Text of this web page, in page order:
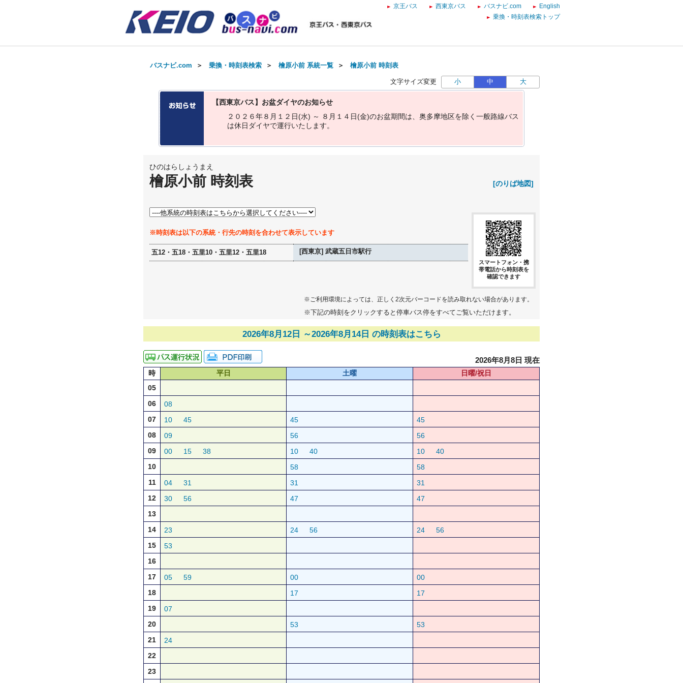
京王バス 西東京バス バスナビ.com
English
乗換・時刻表検索トップ
バスナビ.com ＞ 乗換・時刻表検索 ＞ 檜原小前 系統一覧 ＞ 檜原小前 時刻表
文字サイズ変更 小 中 大
【西東京バス】お盆ダイヤのお知らせ
２ ０ ２ ６年８ 月 １ ２ 日(水) ～ ８ 月 １ ４ 日(金)のお盆期間は 奥多摩地区を除 く 一般路線バス
は休日 ダイヤで運行いた し ます。
ひのはらしょうまえ
檜原小前 時刻表 [のりば地図]
※時刻表は以下の系統・行先の時刻を合わせて表示しています
五12・五18・五里10・五里12・五里18 [西東京] 武蔵五日市駅行
スマートフォン・携
帯電話から時刻表を
確認できます
※ご利用環境によっては、正しく2次元バーコードを読み取れない場合があります。
※下記の時刻をクリックすると停車バス停をすべてご覧いただけます。
2026年8月12日 ～2026年8月14日 の時刻表はこちら
2026年8月8日 現在
時 平日 土曜
日曜/祝日
05
06
08
07
10 45 45
45
08
09 56
56
09
00 15 38 10 40 10
40
10
58
58
11
04 31 31
31
12
30 56 47
47
13
14
23 24 56 24
56
15
53
16
17
05 59 00
00
18
17
17
19
07
20
53
53
21
24
22
23